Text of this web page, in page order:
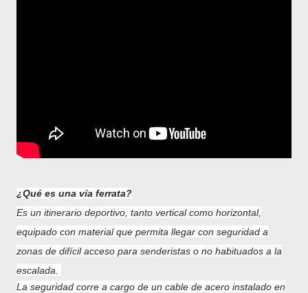
¿Qué es una vía ferrata?
Es un itinerario deportivo, tanto vertical como horizontal,
equipado con material que permita llegar con seguridad a
zonas de difícil acceso para senderistas o no habituados a la
escalada.
La seguridad corre a cargo de un cable de acero instalado en